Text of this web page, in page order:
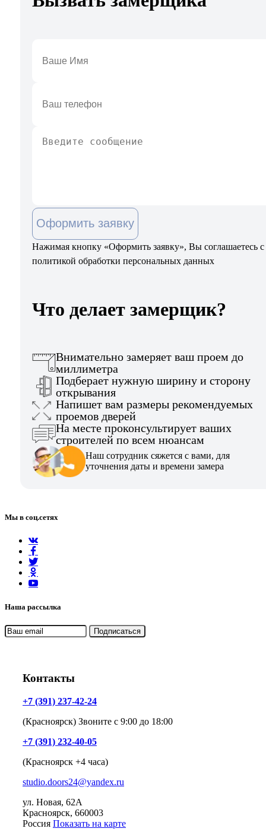
Оформить заявку
Нажимая кнопку «Оформить заявку», Вы соглашаетесь с
политикой обработки персональных данных
Что делает замерщик?
Внимательно замеряет ваш проем до
миллиметра
Подберает нужную ширину и сторону
открывания
Напишет вам размеры рекомендуемых
проемов дверей
На месте проконсультирует ваших
строителей по всем нюансам
Наш сотрудник сяжется с вами, для
уточнения даты и времени замера
Мы в соц.сетях
Наша рассылка
Контакты
+7 (391) 237-42-24
(Красноярск) Звоните с 9:00 до 18:00
+7 (391) 232-40-05
(Красноярск +4 часа)
studio.doors24@yandex.ru
ул. Новая, 62А
Красноярск, 660003
Россия Показать на карте